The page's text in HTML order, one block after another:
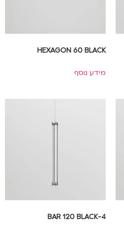
HEXAGON 60 BLACK
מידע נוסף
4-BAR 120 BLACK